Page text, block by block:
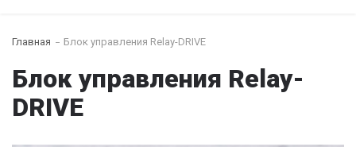
Главная Блок управления Relay-DRIVE
Блок управления Relay-
DRIVE